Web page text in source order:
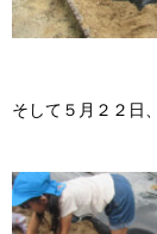
そして５月２２日